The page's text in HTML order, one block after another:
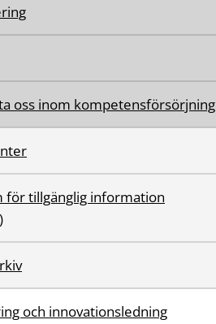
oss inom kompetensförsörjning
för tillgänglig information
och innovationsledning